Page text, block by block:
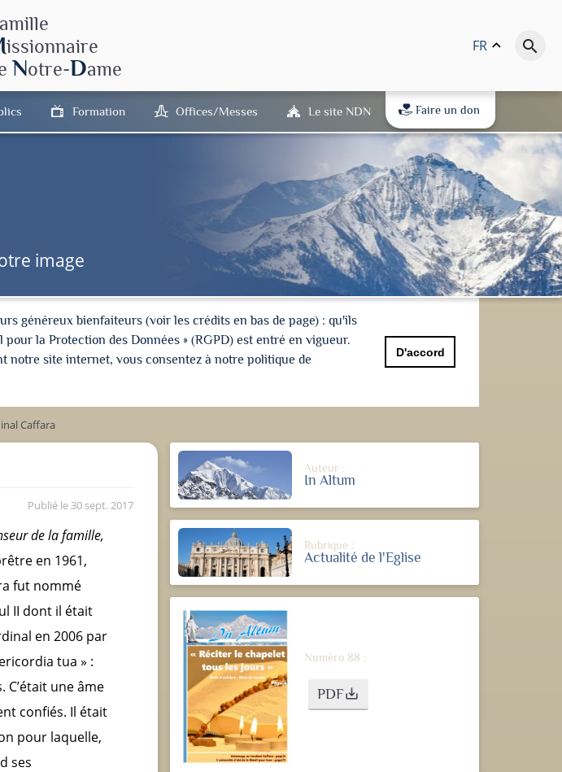
issionnaire
Notre-Dame
FR keyboard_arrow_up search
Formation Offices/Messes Le site NDN Faire un don
image
généreux bienfaiteurs (voir les crédits en bas de page) : qu'ils
la Protection des Données » (RGPD) est entré en vigueur.
notre site internet, vous consentez à notre politique de
D'accord
Caffara
Publié le 30 sept. 2017
de la famille,
en 1961,
fut nommé
II dont il était
en 2006 par
tua » :
C’était une âme
confiés. Il était
pour laquelle,
ses
Auteur :
In Altum
Rubrique :
Actualité de l'Eglise
Numéro 88 :
PDFsave_alt